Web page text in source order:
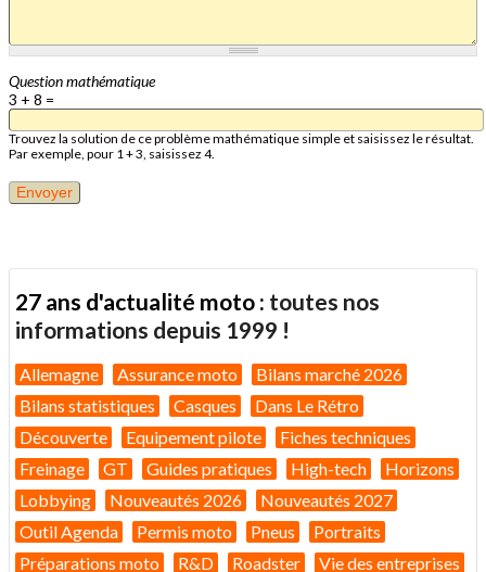
Question mathématique
3 + 8 =
Trouvez la solution de ce problème mathématique simple et saisissez le résultat.
Par exemple, pour 1 + 3, saisissez 4.
27 ans d'actualité moto : toutes nos
informations depuis 1999 !
Allemagne Assurance moto
Bilans marché 2026
Bilans statistiques
Casques
Dans Le Rétro
Découverte
Equipement pilote
Fiches techniques
Freinage
GT Guides pratiques High-tech
Horizons
Lobbying
Nouveautés 2026
Nouveautés 2027
Outil Agenda
Permis moto Pneus
Portraits
Préparations moto
R&D Roadster Vie des entreprises